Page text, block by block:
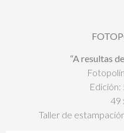
“A resultas
Edición:
49
Taller de